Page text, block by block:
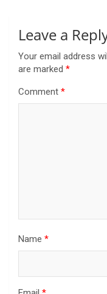
Leave a
Your email address
are marked *
Comment *
Name *